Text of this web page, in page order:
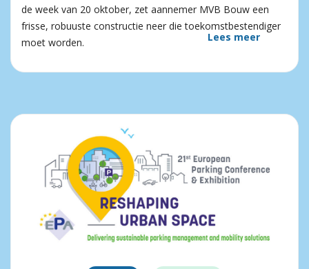
de week van 20 oktober, zet aannemer MVB Bouw een
frisse, robuuste constructie neer die toekomstbestendiger
moet worden.
Lees meer